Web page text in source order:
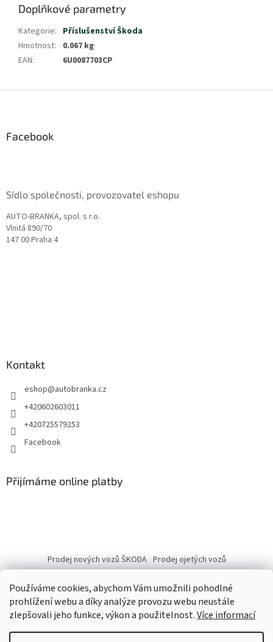
Používáme cookies, abychom Vám umožnili pohodlné
prohlížení webu a díky analýze provozu webu neustále
zlepšovali jeho funkce, výkon a použitelnost.Více informací
Doplňkové parametry
Kategorie: Příslušenství Škoda
Hmotnost:
0.067 kg
EAN: 6U0087703CP
Facebook
Sídlo společnosti, provozovatel eshopu
AUTO-BRANKA, spol. s r.o.
Vlnitá 890/70
147 00 Praha 4
Kontakt
eshop@autobranka.cz
+420602603011
+420725579253
Facebook
Přijímáme online platby
Prodej nových vozů ŠKODA Prodej ojetých vozů